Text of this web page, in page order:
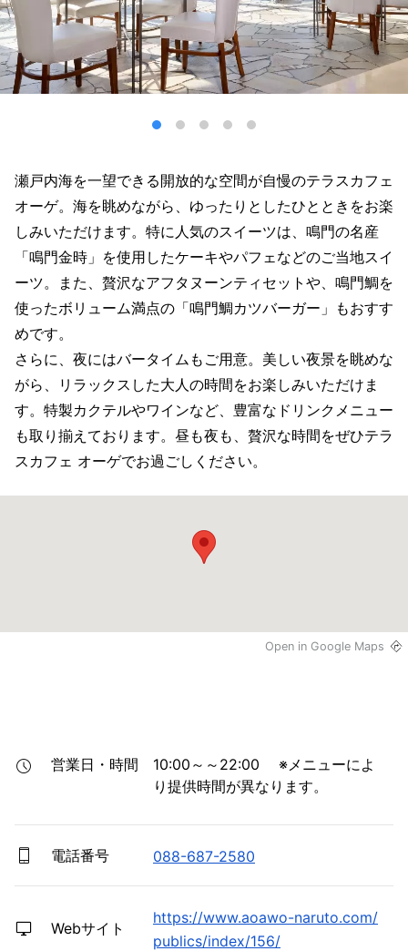
瀬戸内海を一望できる開放的な空間が自慢のテラスカフェ
オーゲ。海を眺めながら、ゆったりとしたひとときをお楽
しみいただけます。特に人気のスイーツは、鳴門の名産
「鳴門金時」を使用したケーキやパフェなどのご当地スイ
ーツ。また、贅沢なアフタヌーンティセットや、鳴門鯛を
使ったボリューム満点の「鳴門鯛カツバーガー」もおすす
めです。
さらに、夜にはバータイムもご用意。美しい夜景を眺めな
がら、リラックスした大人の時間をお楽しみいただけま
す。特製カクテルやワインなど、豊富なドリンクメニュー
も取り揃えております。昼も夜も、贅沢な時間をぜひテラ
スカフェ オーゲでお過ごしください。
Open in Google Maps
営業日・時間
10:00～～22:00 　※メニューによ
り提供時間が異なります。
電話番号 088-687-2580
Webサイト
https://www.aoawo-naruto.com/
publics/index/156/